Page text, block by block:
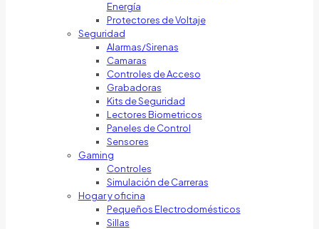
Energía
Protectores de Voltaje
Seguridad
Alarmas/Sirenas
Camaras
Controles de Acceso
Grabadoras
Kits de Seguridad
Lectores Biometricos
Paneles de Control
Sensores
Gaming
Controles
Simulación de Carreras
Hogar y oficina
Pequeños Electrodomésticos
Sillas